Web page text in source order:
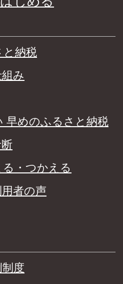
と納税
み
早めのふるさと納税
る・つかえる
者の声
度